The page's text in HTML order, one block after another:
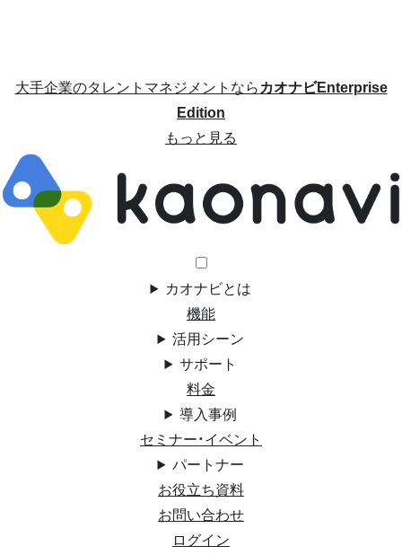
大手企業のタレントマネジメントならカオナビEnterprise
Edition
もっと見る
カオナビとは
機能
活用シーン
サポート
料金
導入事例
セミナー・イベント
パートナー
お役立ち資料
お問い合わせ
ログイン